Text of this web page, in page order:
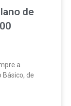
de
a
Básico, de